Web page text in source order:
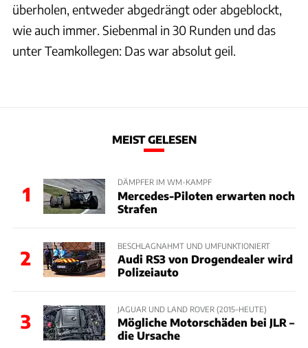
überholen, entweder abgedrängt oder abgeblockt,
wie auch immer. Siebenmal in 30 Runden und das
unter Teamkollegen: Das war absolut geil.
MEIST GELESEN
1
DÄMPFER IM WM-KAMPF
Mercedes-Piloten erwarten noch
Strafen
2
BESCHLAGNAHMT UND UMFUNKTIONIERT
Audi RS3 von Drogendealer wird
Polizeiauto
3
JAGUAR UND LAND ROVER (2015–HEUTE)
Mögliche Motorschäden bei JLR –
die Ursache